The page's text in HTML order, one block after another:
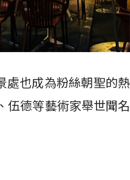
處也成為粉絲朝聖的熱
伍德等藝術家舉世聞名